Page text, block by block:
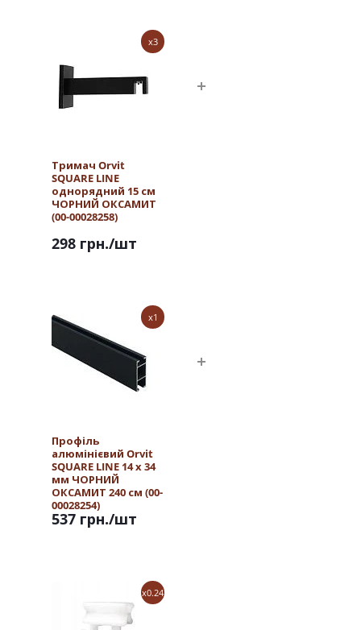
x3
Тримач Orvit
SQUARE LINE
однорядний 15 см
ЧОРНИЙ ОКСАМИТ
(00-00028258)
298 грн./шт
x1
Профіль
алюмінієвий Orvit
SQUARE LINE 14 х 34
мм ЧОРНИЙ
ОКСАМИТ 240 см (00-
00028254)
537 грн./шт
x0.24